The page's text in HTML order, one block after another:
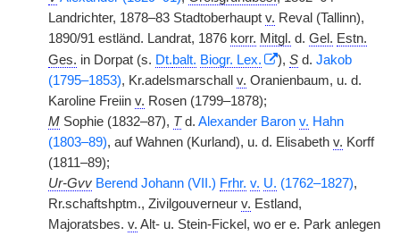
Landrichter, 1878–83 Stadtoberhaupt v. Reval (Tallinn),
1890/91 estländ. Landrat, 1876 korr. Mitgl. d. Gel. Estn.
Ges. in Dorpat (s. Dt.balt. Biogr. Lex. ), S d. Jakob
(1795–1853), Kr.adelsmarschall v. Oranienbaum, u. d.
Karoline Freiin v. Rosen (1799–1878);
M Sophie (1832–87), Td. Alexander Baron v. Hahn
(1803–89), auf Wahnen (Kurland), u. d. Elisabeth v. Korff
(1811–89);
Ur-Gvv Berend Johann (VII.) Frhr. v. U. (1762–1827),
Rr.schaftshptm., Zivilgouverneur v. Estland,
Majoratsbes. v. Alt- u. Stein-Fickel, wo er e. Park anlegen